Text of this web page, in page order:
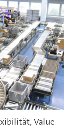
Value